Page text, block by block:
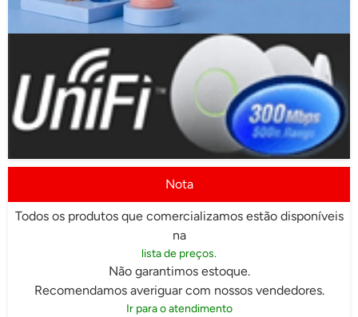
Nota
Todos os produtos que comercializamos estão disponíveis
na
lista de preços.
Não garantimos estoque.
Recomendamos averiguar com nossos vendedores.
Ir para o atendimento